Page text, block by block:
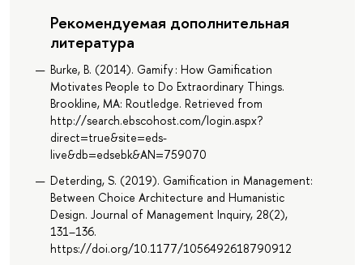
Рекомендуемая дополнительная
литература
Burke, B. (2014). Gamify : How Gamification
Motivates People to Do Extraordinary Things.
Brookline, MA: Routledge. Retrieved from
http://search.ebscohost.com/login.aspx?
direct=true&site=eds-
live&db=edsebk&AN=759070
Deterding, S. (2019). Gamification in Management:
Between Choice Architecture and Humanistic
Design. Journal of Management Inquiry, 28(2),
131–136.
https://doi.org/10.1177/1056492618790912